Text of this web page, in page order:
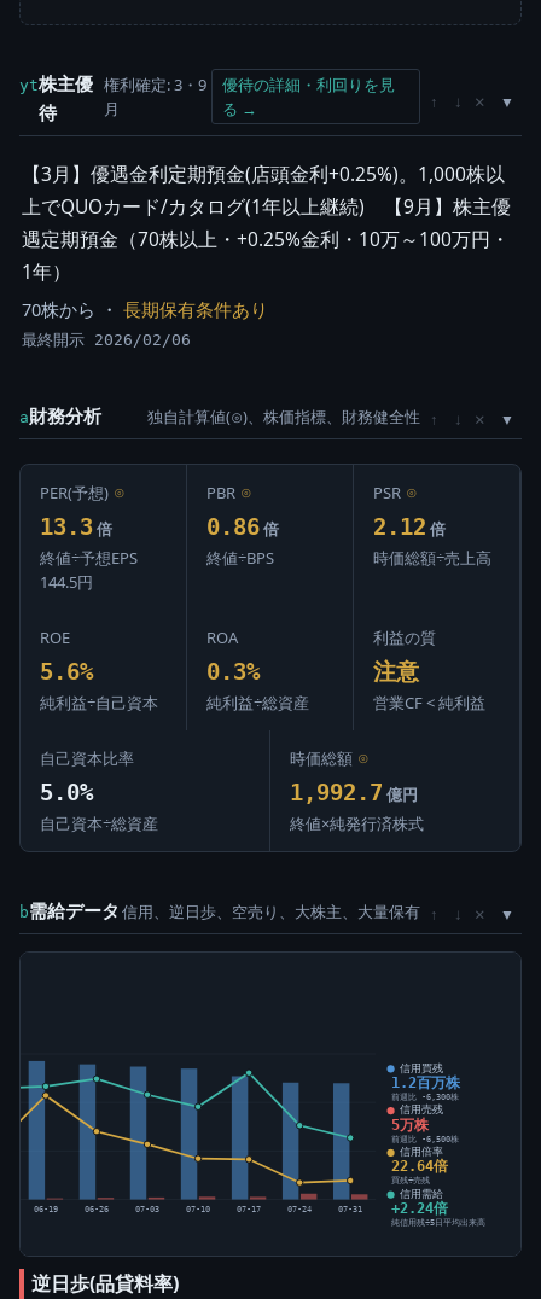
yt株主優
待
権利確定: 3・9
月
優待の詳細・利回りを見
る →
↑ ↓ ×
【3月】優遇金利定期預金(店頭金利+0.25%)。1,000株以
上でQUOカード/カタログ(1年以上継続) 【9月】株主優
遇定期預金（70株以上・+0.25%金利・10万～100万円・
1年）
70株から ・ 長期保有条件あり
最終開示 2026/02/06
a財務分析 独自計算値(⊙)、株価指標、財務健全性 ↑ ↓ ×
PER(予想) ⊙
13.3 倍
終値÷予想EPS
144.5円
PBR ⊙
0.86 倍
終値÷BPS
PSR ⊙
2.12 倍
時価総額÷売上高
ROE
5.6%
純利益÷自己資本
ROA
0.3%
純利益÷総資産
利益の質
注意
営業CF < 純利益
自己資本比率
5.0%
自己資本÷総資産
時価総額 ⊙
1,992.7 億円
終値×純発行済株式
b需給データ 信用、逆日歩、空売り、大株主、大量保有 ↑ ↓ ×
06-19 06-26 07-03 07-10 07-17 07-24 07-31
信用買残
1.2百万株
前週比 -6,300株
信用売残
5万株
前週比 -6,500株
信用倍率
22.64倍
買残÷売残
信用需給
+2.24倍
純信用残÷5日平均出来高
逆日歩(品貸料率)